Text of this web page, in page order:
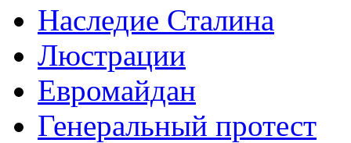
Наследие Сталина
Люстрации
Евромайдан
Генеральный протест